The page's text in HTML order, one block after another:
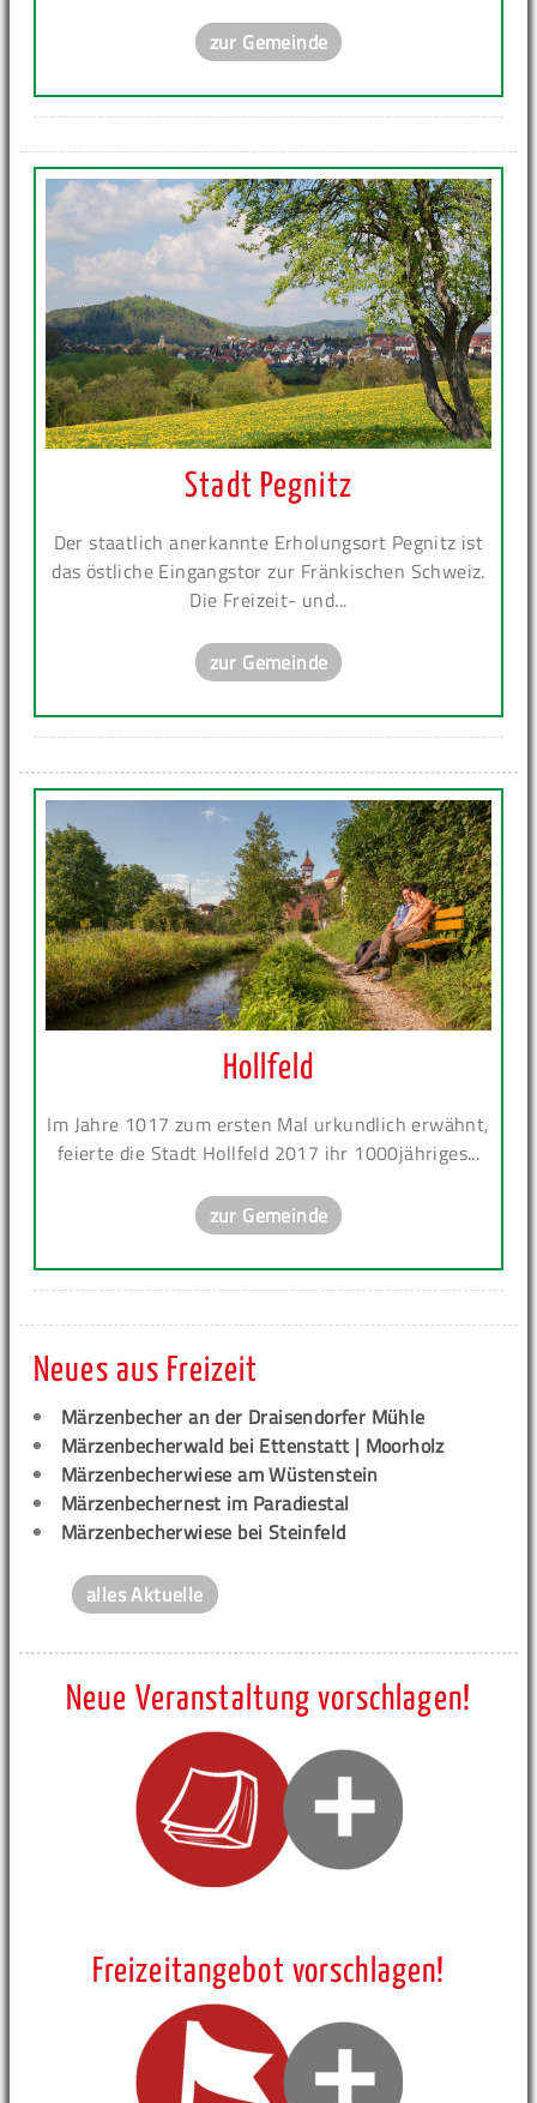
zur Gemeinde
Stadt Pegnitz
Der staatlich anerkannte Erholungsort Pegnitz ist
das östliche Eingangstor zur Fränkischen Schweiz.
Die Freizeit- und...
zur Gemeinde
Hollfeld
Im Jahre 1017 zum ersten Mal urkundlich erwähnt,
feierte die Stadt Hollfeld 2017 ihr 1000jähriges...
zur Gemeinde
Neues aus Freizeit
Märzenbecher an der Draisendorfer Mühle
Märzenbecherwald bei Ettenstatt | Moorholz
Märzenbecherwiese am Wüstenstein
Märzenbechernest im Paradiestal
Märzenbecherwiese bei Steinfeld
alles Aktuelle
Neue Veranstaltung vorschlagen!
Freizeitangebot vorschlagen!